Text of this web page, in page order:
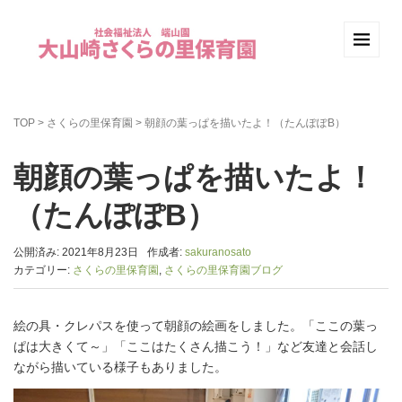
TOP > さくらの里保育園 > 朝顔の葉っぱを描いたよ！（たんぽぽB）
朝顔の葉っぱを描いたよ！
（たんぽぽB）
公開済み: 2021年8月23日 作成者: sakuranosato
カテゴリー: さくらの里保育園 , さくらの里保育園ブログ
絵の具・クレパスを使って朝顔の絵画をしました。「ここの葉っ
ぱは大きくて～」「ここはたくさん描こう！」など友達と会話し
ながら描いている様子もありました。